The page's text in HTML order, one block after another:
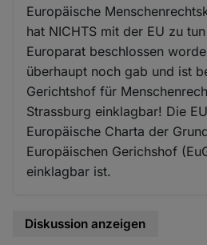
Europäische
hat NICHTS mit der EU zu
Europarat beschlossen
überhaupt noch gab und ist
Gerichtshof für
Strassburg einklagbar! Die
Europäische Charta der
Europäischen Gerichshof
einklagbar ist.
Diskussion anzeigen